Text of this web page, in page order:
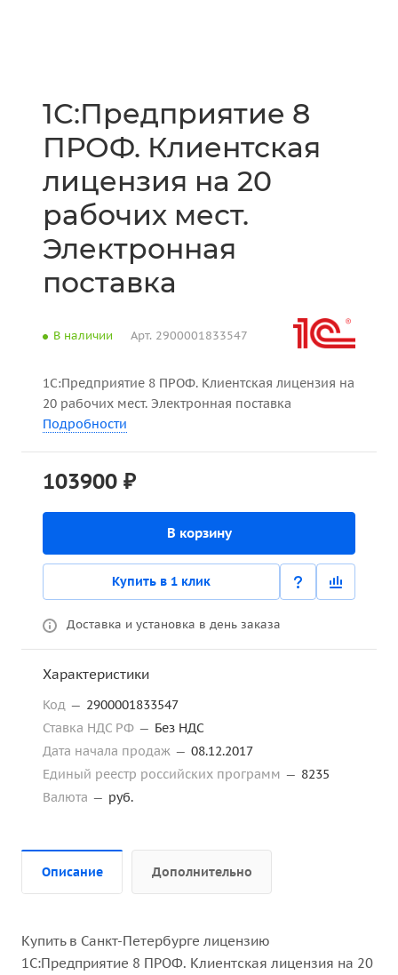
1С:Предприятие 8
ПРОФ. Клиентская
лицензия на 20
рабочих мест.
Электронная
поставка
В наличии Арт. 2900001833547
1С:Предприятие 8 ПРОФ. Клиентская лицензия на
20 рабочих мест. Электронная поставка
Подробности
103900 ₽
В корзину
Купить в 1 клик
Доставка и установка в день заказа
Характеристики
Код — 2900001833547
Ставка НДС РФ — Без НДС
Дата начала продаж — 08.12.2017
Единый реестр российских программ — 8235
Валюта — руб.
Описание Дополнительно
Купить в Санкт-Петербурге лицензию
1С:Предприятие 8 ПРОФ. Клиентская лицензия на 20